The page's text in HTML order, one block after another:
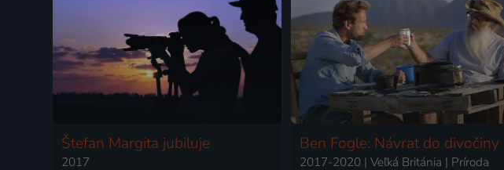
Štefan Margita jubiluje
2017
Ben Fogle: Návrat do divočiny
2017-2020 | Veľká Británia | Príroda